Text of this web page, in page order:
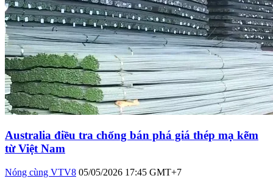
Australia điều tra chống bán phá giá thép mạ kẽm
từ Việt Nam
Nóng cùng VTV8 05/05/2026 17:45 GMT+7